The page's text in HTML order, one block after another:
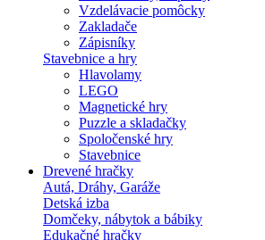
Vzdelávacie pomôcky
Zakladače
Zápisníky
Stavebnice a hry
Hlavolamy
LEGO
Magnetické hry
Puzzle a skladačky
Spoločenské hry
Stavebnice
Drevené hračky
Autá, Dráhy, Garáže
Detská izba
Domčeky, nábytok a bábiky
Edukačné hračky